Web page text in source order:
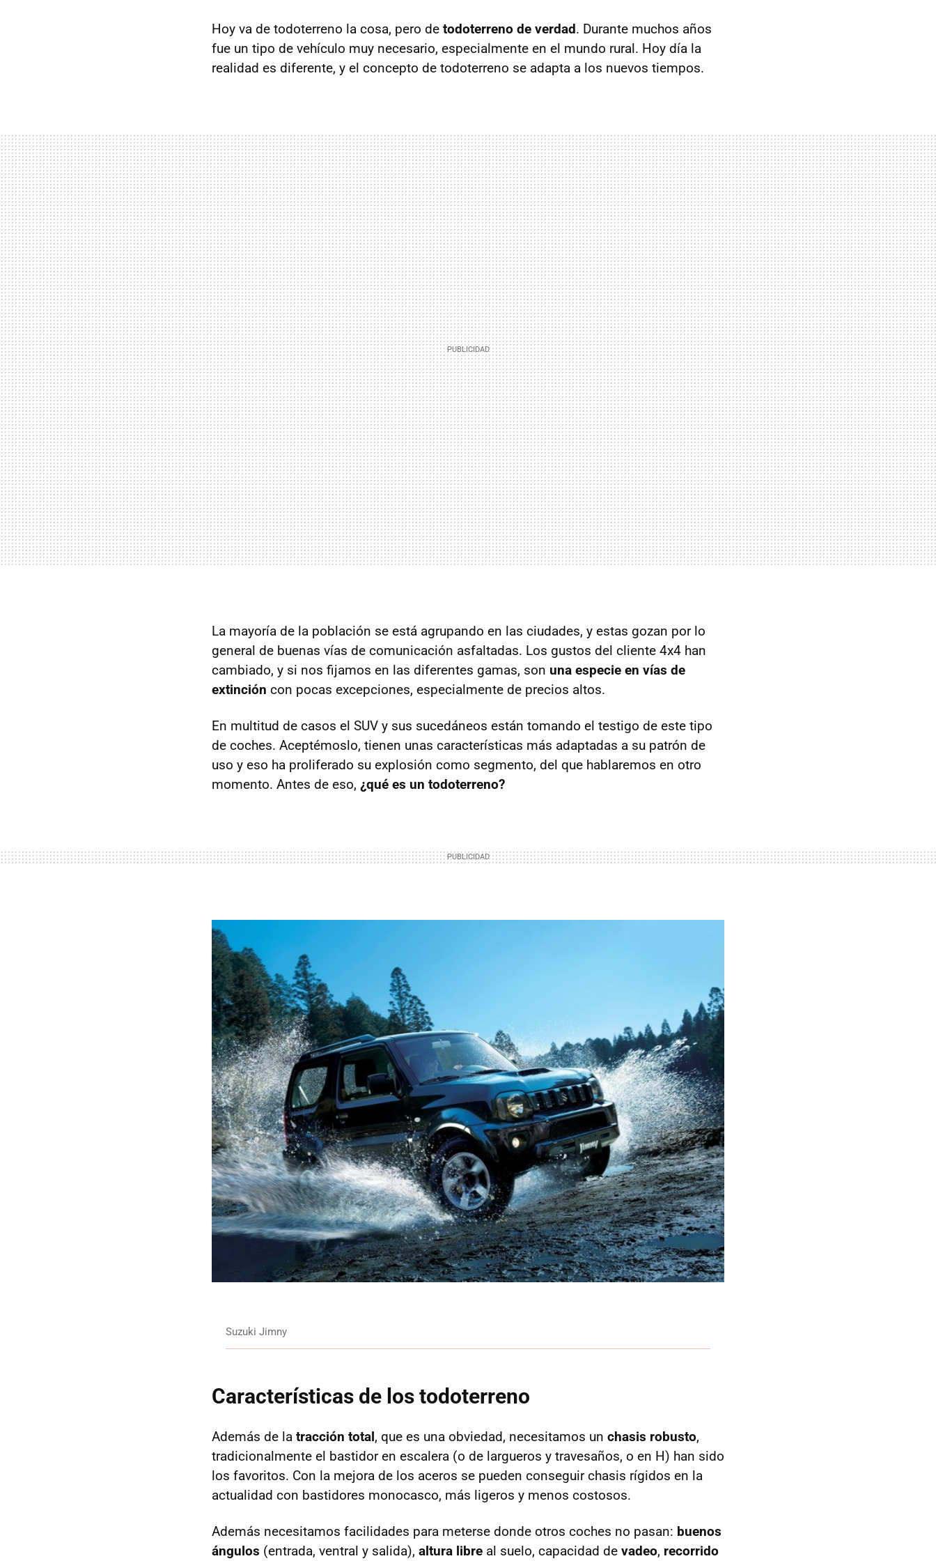
Hoy va de todoterreno la cosa, pero de todoterreno de verdad. Durante muchos años
fue un tipo de vehículo muy necesario, especialmente en el mundo rural. Hoy día la
realidad es diferente, y el concepto de todoterreno se adapta a los nuevos tiempos.
La mayoría de la población se está agrupando en las ciudades, y estas gozan por lo
general de buenas vías de comunicación asfaltadas. Los gustos del cliente 4x4 han
cambiado, y si nos fijamos en las diferentes gamas, son una especie en vías de
extinción con pocas excepciones, especialmente de precios altos.
En multitud de casos el SUV y sus sucedáneos están tomando el testigo de este tipo
de coches. Aceptémoslo, tienen unas características más adaptadas a su patrón de
uso y eso ha proliferado su explosión como segmento, del que hablaremos en otro
momento. Antes de eso, ¿qué es un todoterreno?
Suzuki Jimny
Características de los todoterreno
Además de la tracción total, que es una obviedad, necesitamos un chasis robusto,
tradicionalmente el bastidor en escalera (o de largueros y travesaños, o en H) han sido
los favoritos. Con la mejora de los aceros se pueden conseguir chasis rígidos en la
actualidad con bastidores monocasco, más ligeros y menos costosos.
Además necesitamos facilidades para meterse donde otros coches no pasan: buenos
ángulos (entrada, ventral y salida), altura libre al suelo, capacidad de vadeo, recorrido